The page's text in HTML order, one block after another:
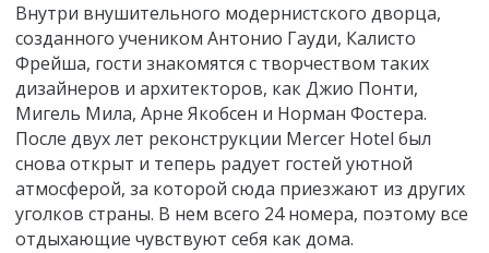
Внутри внушительного модернистского дворца,
созданного учеником Антонио Гауди, Калисто
Фрейша, гости знакомятся с творчеством таких
дизайнеров и архитекторов, как Джио Понти,
Мигель Мила, Арне Якобсен и Норман Фостера.
После двух лет реконструкции Mercer Hotel был
снова открыт и теперь радует гостей уютной
атмосферой, за которой сюда приезжают из других
уголков страны. В нем всего 24 номера, поэтому все
отдыхающие чувствуют себя как дома.